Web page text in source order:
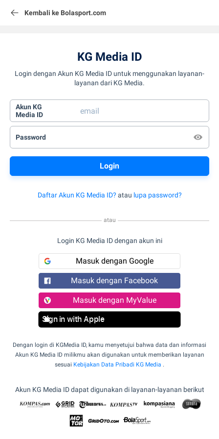
Kembali ke Bolasport.com
KG Media ID
Login dengan Akun KG Media ID untuk menggunakan layanan-
layanan dari KG Media.
Akun KG
Media ID
Password
Daftar Akun KG Media ID? atau lupa password?
atau
Login KG Media ID dengan akun ini
Masuk dengan Google
Masuk dengan Facebook
Masuk dengan MyValue
Sign in with Apple
Dengan login di KGMedia ID, kamu menyetujui bahwa data dan informasi
Akun KG Media ID milikmu akan digunakan untuk memberikan layanan
sesuai Kebijakan Data Pribadi KG Media .
Akun KG Media ID dapat digunakan di layanan-layanan berikut